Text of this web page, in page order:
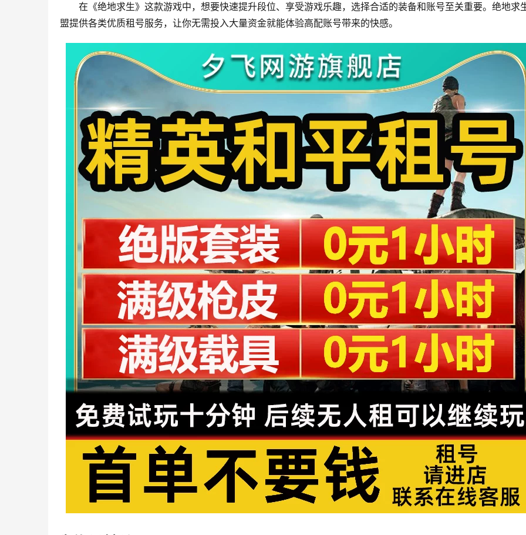
在《绝地求生》这款游戏中，想要快速提升段位、享受游戏乐趣，选择合适的装备和账号至关重要。绝地求
盟提供各类优质租号服务，让你无需投入大量资金就能体验高配账号带来的快感。